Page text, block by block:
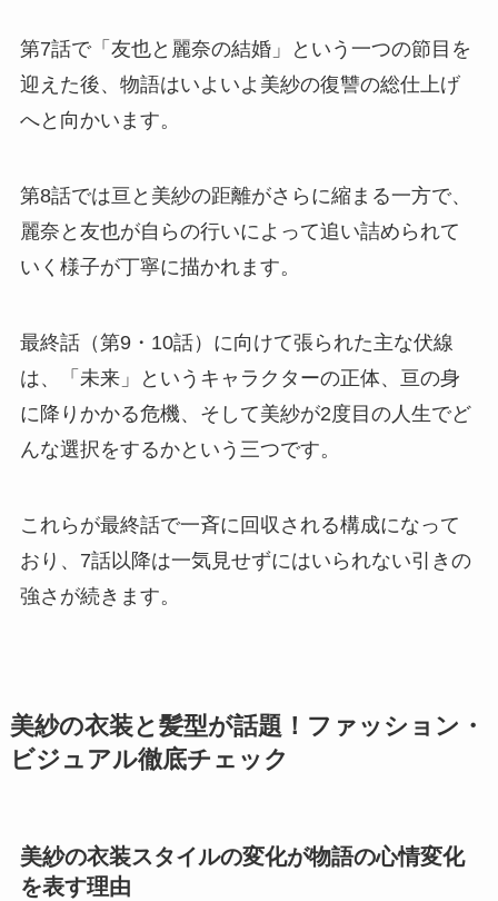
第7話で「友也と麗奈の結婚」という一つの節目を
迎えた後、物語はいよいよ美紗の復讐の総仕上げ
へと向かいます。
第8話では亘と美紗の距離がさらに縮まる一方で、
麗奈と友也が自らの行いによって追い詰められて
いく様子が丁寧に描かれます。
最終話（第9・10話）に向けて張られた主な伏線
は、「未来」というキャラクターの正体、亘の身
に降りかかる危機、そして美紗が2度目の人生でど
んな選択をするかという三つです。
これらが最終話で一斉に回収される構成になって
おり、7話以降は一気見せずにはいられない引きの
強さが続きます。
美紗の衣装と髪型が話題！ファッション・
ビジュアル徹底チェック
美紗の衣装スタイルの変化が物語の心情変化
を表す理由